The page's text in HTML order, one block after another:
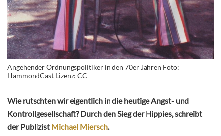
Angehender Ordnungspolitiker in den 70er Jahren Foto:
HammondCast Lizenz: CC
Wie rutschten wir eigentlich in die heutige Angst- und
Kontrollgesellschaft? Durch den Sieg der Hippies, schreibt
der Publizist Michael Miersch.